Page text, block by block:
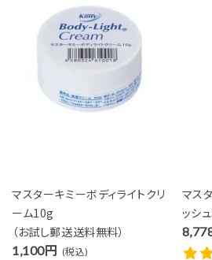
マスターキミーボディライトクリ
ーム10g
（お試し郵送送料無料）
1,100円 (税込)
マス
ッシ